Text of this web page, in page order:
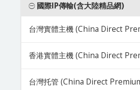
國際IP傳輸(含大陸精品網)
台灣實體主機 (China Direct
香港實體主機 (China Direct
台灣托管 (China Direct